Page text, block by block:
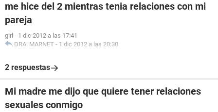
me hice del 2 mientras tenia relaciones con mi
pareja
girl - 1 dic 2012 a las 17:41
DRA. MARNET - 1 dic 2012 a las 20:30
2 respuestas
Mi madre me dijo que quiere tener relaciones
sexuales conmigo